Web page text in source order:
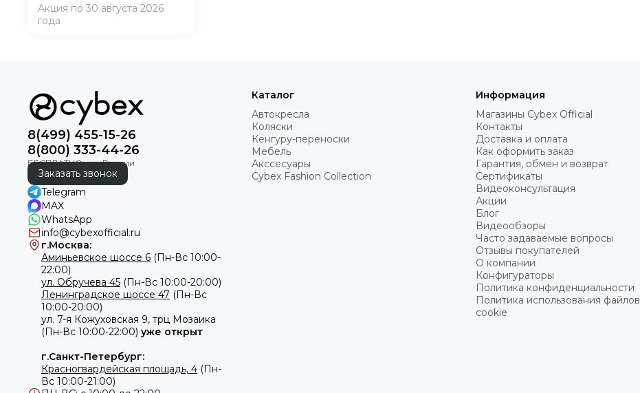
Акция по 30 августа 2026
года
8(499) 455-15-26
8(800) 333-44-26
Заказать звонок
Telegram
MAX
WhatsApp
info@cybexofficial.ru
г.Москва:
Аминьевское шоссе 6 (Пн-Вс 10:00-
22:00)
ул. Обручева 45 (Пн-Вс 10:00-20:00)
Ленинградское шоссе 47 (Пн-Вс
10:00-20:00)
ул. 7-я Кожуховская 9, трц Мозаика
(Пн-Вс 10:00-22:00) уже открыт
г.Санкт-Петербург:
Красногвардейская площадь, 4 (Пн-
Вс 10:00-21:00)
Каталог
Автокресла
Коляски
Кенгуру-переноски
Мебель
Акссесуары
Cybex Fashion Collection
Информация
Магазины Cybex Official
Контакты
Доставка и оплата
Как оформить заказ
Гарантия, обмен и возврат
Сертификаты
Видеоконсультация
Акции
Блог
Видеообзоры
Часто задаваемые вопросы
Отзывы покупателей
О компании
Конфигураторы
Политика конфиденциальности
Политика использования файлов
cookie